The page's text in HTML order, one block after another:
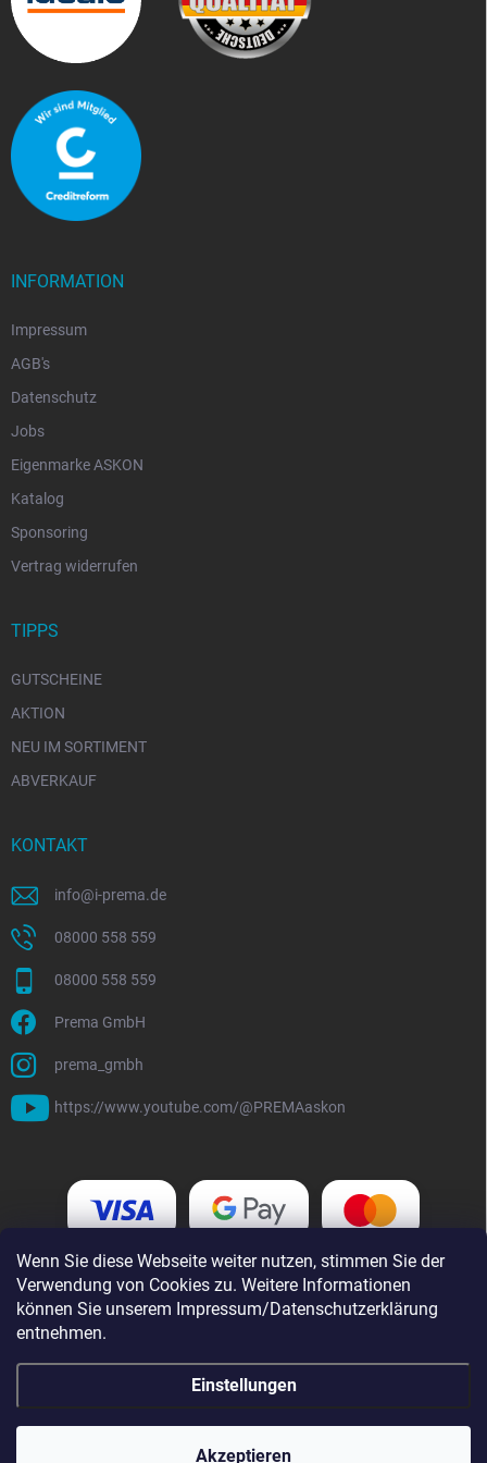
Wenn Sie diese Webseite weiter nutzen, stimmen Sie der
Verwendung von Cookies zu. Weitere Informationen
können Sie unserem Impressum/Datenschutzerklärung
entnehmen.
Einstellungen
Akzeptieren
INFORMATION
Impressum
AGB's
Datenschutz
Jobs
Eigenmarke ASKON
Katalog
Sponsoring
Vertrag widerrufen
TIPPS
GUTSCHEINE
AKTION
NEU IM SORTIMENT
ABVERKAUF
KONTAKT
info@i-prema.de
08000 558 559
08000 558 559
Prema GmbH
prema_gmbh
https://www.youtube.com/@PREMAaskon
i-prema.de. Alle Rechte vorbehalten.